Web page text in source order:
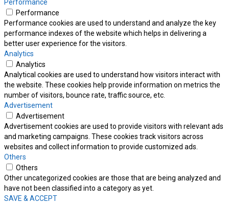
Performance
Performance
Performance cookies are used to understand and analyze the key
performance indexes of the website which helps in delivering a
better user experience for the visitors.
Analytics
Analytics
Analytical cookies are used to understand how visitors interact with
the website. These cookies help provide information on metrics the
number of visitors, bounce rate, traffic source, etc.
Advertisement
Advertisement
Advertisement cookies are used to provide visitors with relevant ads
and marketing campaigns. These cookies track visitors across
websites and collect information to provide customized ads.
Others
Others
Other uncategorized cookies are those that are being analyzed and
have not been classified into a category as yet.
SAVE & ACCEPT